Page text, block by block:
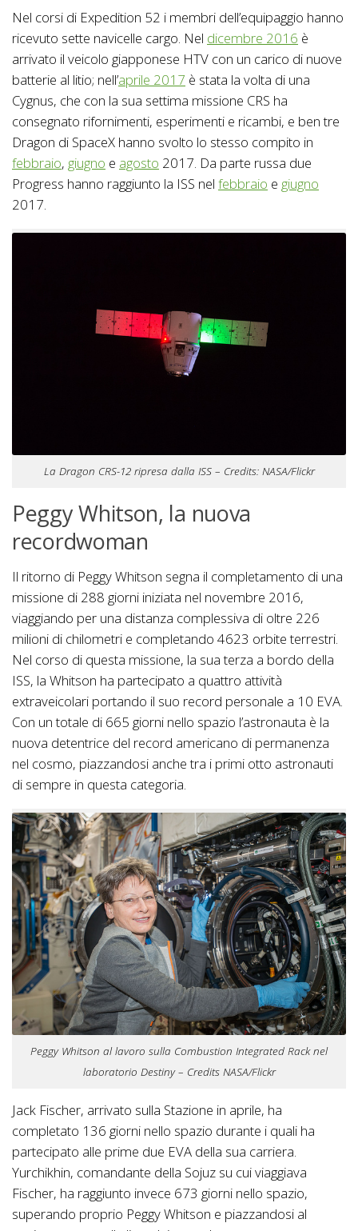
Nel corsi di Expedition 52 i membri dell’equipaggio hanno
ricevuto sette navicelle cargo. Nel dicembre 2016 è
arrivato il veicolo giapponese HTV con un carico di nuove
batterie al litio; nell’aprile 2017 è stata la volta di una
Cygnus, che con la sua settima missione CRS ha
consegnato rifornimenti, esperimenti e ricambi, e ben tre
Dragon di SpaceX hanno svolto lo stesso compito in
febbraio, giugno e agosto 2017. Da parte russa due
Progress hanno raggiunto la ISS nel febbraio e giugno
2017.
La Dragon CRS-12 ripresa dalla ISS – Credits: NASA/Flickr
Peggy Whitson, la nuova
recordwoman
Il ritorno di Peggy Whitson segna il completamento di una
missione di 288 giorni iniziata nel novembre 2016,
viaggiando per una distanza complessiva di oltre 226
milioni di chilometri e completando 4623 orbite terrestri.
Nel corso di questa missione, la sua terza a bordo della
ISS, la Whitson ha partecipato a quattro attività
extraveicolari portando il suo record personale a 10 EVA.
Con un totale di 665 giorni nello spazio l’astronauta è la
nuova detentrice del record americano di permanenza
nel cosmo, piazzandosi anche tra i primi otto astronauti
di sempre in questa categoria.
Peggy Whitson al lavoro sulla Combustion Integrated Rack nel
laboratorio Destiny – Credits NASA/Flickr
Jack Fischer, arrivato sulla Stazione in aprile, ha
completato 136 giorni nello spazio durante i quali ha
partecipato alle prime due EVA della sua carriera.
Yurchikhin, comandante della Sojuz su cui viaggiava
Fischer, ha raggiunto invece 673 giorni nello spazio,
superando proprio Peggy Whitson e piazzandosi al